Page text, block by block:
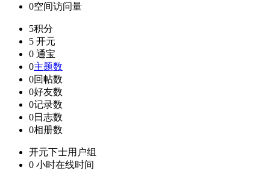
0空间访问量
5积分
5 开元
0 通宝
0主题数
0回帖数
0好友数
0记录数
0日志数
0相册数
开元下士用户组
0 小时在线时间